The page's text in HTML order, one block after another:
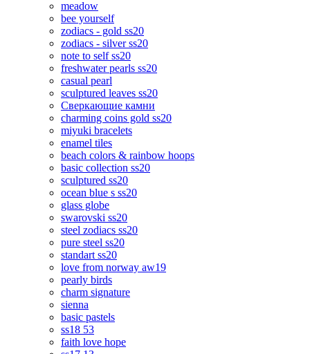
meadow
bee yourself
zodiacs - gold ss20
zodiacs - silver ss20
note to self ss20
freshwater pearls ss20
casual pearl
sculptured leaves ss20
Сверкающие камни
charming coins gold ss20
miyuki bracelets
enamel tiles
beach colors & rainbow hoops
basic collection ss20
sculptured ss20
ocean blue s ss20
glass globe
swarovski ss20
steel zodiacs ss20
pure steel ss20
standart ss20
love from norway aw19
pearly birds
charm signature
sienna
basic pastels
ss18 53
faith love hope